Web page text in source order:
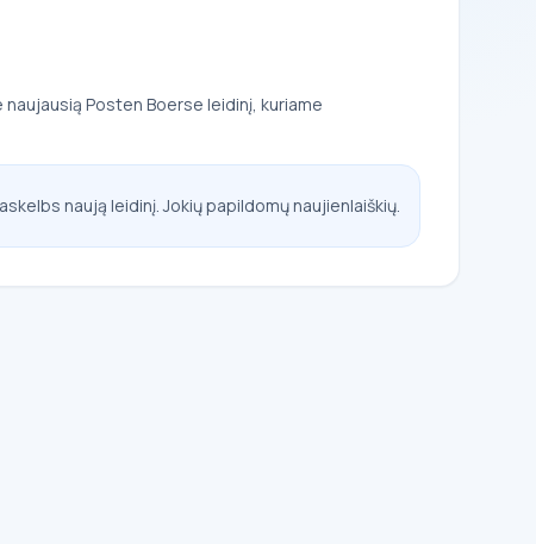
Posten Boerse leidinį, kuriame
naują leidinį. Jokių papildomų naujienlaiškių.